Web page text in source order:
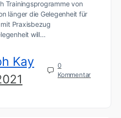
Trainingsprogramme von
länger die Gelegenheit für
Praxisbezug
will…
Kay
0
Kommentar